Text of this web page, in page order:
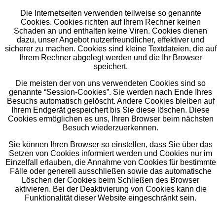
Die Internetseiten verwenden teilweise so genannte
Cookies. Cookies richten auf Ihrem Rechner keinen
Schaden an und enthalten keine Viren. Cookies dienen
dazu, unser Angebot nutzerfreundlicher, effektiver und
sicherer zu machen. Cookies sind kleine Textdateien, die auf
Ihrem Rechner abgelegt werden und die Ihr Browser
speichert.
Die meisten der von uns verwendeten Cookies sind so
genannte “Session-Cookies”. Sie werden nach Ende Ihres
Besuchs automatisch gelöscht. Andere Cookies bleiben auf
Ihrem Endgerät gespeichert bis Sie diese löschen. Diese
Cookies ermöglichen es uns, Ihren Browser beim nächsten
Besuch wiederzuerkennen.
Sie können Ihren Browser so einstellen, dass Sie über das
Setzen von Cookies informiert werden und Cookies nur im
Einzelfall erlauben, die Annahme von Cookies für bestimmte
Fälle oder generell ausschließen sowie das automatische
Löschen der Cookies beim Schließen des Browser
aktivieren. Bei der Deaktivierung von Cookies kann die
Funktionalität dieser Website eingeschränkt sein.